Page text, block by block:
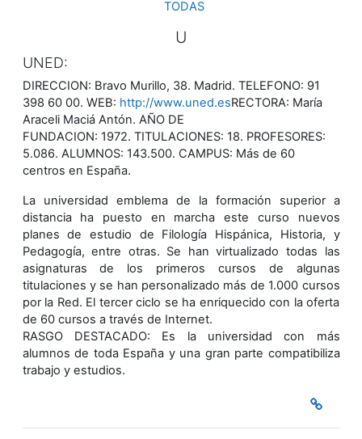
TODAS
U
UNED:
DIRECCION: Bravo Murillo, 38. Madrid. TELEFONO: 91
398 60 00. WEB: http://www.uned.esRECTORA: María
Araceli Maciá Antón. AÑO DE
FUNDACION: 1972. TITULACIONES: 18. PROFESORES:
5.086. ALUMNOS: 143.500. CAMPUS: Más de 60
centros en España.
La universidad emblema de la formación superior a
distancia ha puesto en marcha este curso nuevos
planes de estudio de Filología Hispánica, Historia, y
Pedagogía, entre otras. Se han virtualizado todas las
asignaturas de los primeros cursos de algunas
titulaciones y se han personalizado más de 1.000 cursos
por la Red. El tercer ciclo se ha enriquecido con la oferta
de 60 cursos a través de Internet.
RASGO DESTACADO: Es la universidad con más
alumnos de toda España y una gran parte compatibiliza
trabajo y estudios.